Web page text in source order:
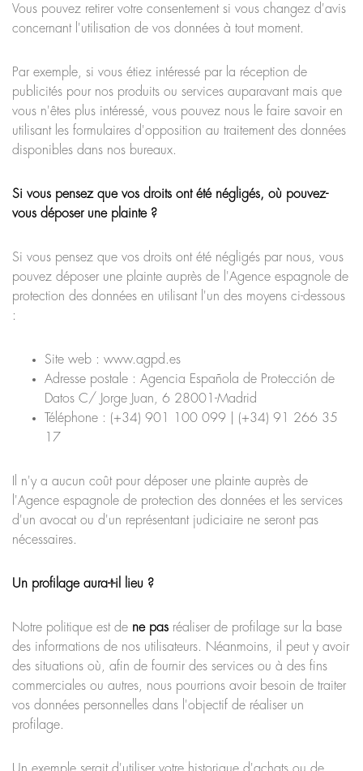
Vous pouvez retirer votre consentement si vous changez d'avis
concernant l'utilisation de vos données à tout moment.
Par exemple, si vous étiez intéressé par la réception de
publicités pour nos produits ou services auparavant mais que
vous n'êtes plus intéressé, vous pouvez nous le faire savoir en
utilisant les formulaires d'opposition au traitement des données
disponibles dans nos bureaux.
Si vous pensez que vos droits ont été négligés, où pouvez-
vous déposer une plainte ?
Si vous pensez que vos droits ont été négligés par nous, vous
pouvez déposer une plainte auprès de l'Agence espagnole de
protection des données en utilisant l'un des moyens ci-dessous
:
Site web : www.agpd.es
Adresse postale : Agencia Española de Protección de
Datos C/ Jorge Juan, 6 28001-Madrid
Téléphone : (+34) 901 100 099 | (+34) 91 266 35
17
Il n'y a aucun coût pour déposer une plainte auprès de
l'Agence espagnole de protection des données et les services
d'un avocat ou d'un représentant judiciaire ne seront pas
nécessaires.
Un profilage aura-t-il lieu ?
Notre politique est de ne pas réaliser de profilage sur la base
des informations de nos utilisateurs. Néanmoins, il peut y avoir
des situations où, afin de fournir des services ou à des fins
commerciales ou autres, nous pourrions avoir besoin de traiter
vos données personnelles dans l'objectif de réaliser un
profilage.